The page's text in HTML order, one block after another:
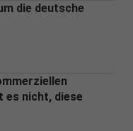
die deutsche
es nicht, diese